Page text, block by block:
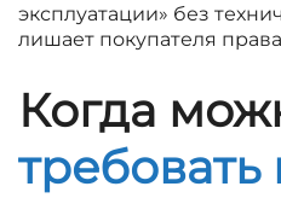
эксплуатации» без
лишает покупателя
Когда
требовать